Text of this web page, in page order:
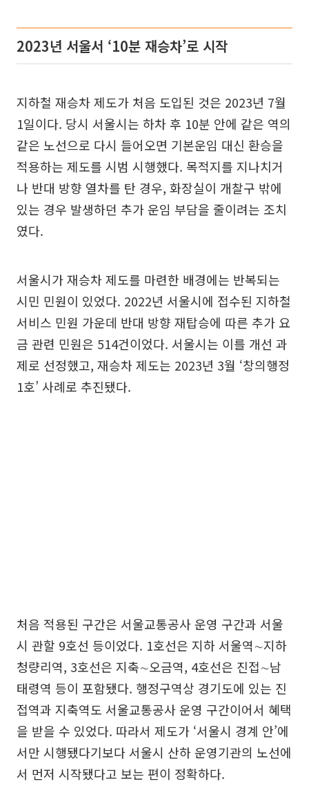
2023년 서울서 ‘10분 재승차’로 시작
지하철 재승차 제도가 처음 도입된 것은 2023년 7월
1일이다. 당시 서울시는 하차 후 10분 안에 같은 역의
같은 노선으로 다시 들어오면 기본운임 대신 환승을
적용하는 제도를 시범 시행했다. 목적지를 지나치거
나 반대 방향 열차를 탄 경우, 화장실이 개찰구 밖에
있는 경우 발생하던 추가 운임 부담을 줄이려는 조치
였다.
서울시가 재승차 제도를 마련한 배경에는 반복되는
시민 민원이 있었다. 2022년 서울시에 접수된 지하철
서비스 민원 가운데 반대 방향 재탑승에 따른 추가 요
금 관련 민원은 514건이었다. 서울시는 이를 개선 과
제로 선정했고, 재승차 제도는 2023년 3월 ‘창의행정
1호’ 사례로 추진됐다.
처음 적용된 구간은 서울교통공사 운영 구간과 서울
시 관할 9호선 등이었다. 1호선은 지하 서울역∼지하
청량리역, 3호선은 지축∼오금역, 4호선은 진접∼남
태령역 등이 포함됐다. 행정구역상 경기도에 있는 진
접역과 지축역도 서울교통공사 운영 구간이어서 혜택
을 받을 수 있었다. 따라서 제도가 ‘서울시 경계 안’에
서만 시행됐다기보다 서울시 산하 운영기관의 노선에
서 먼저 시작됐다고 보는 편이 정확하다.